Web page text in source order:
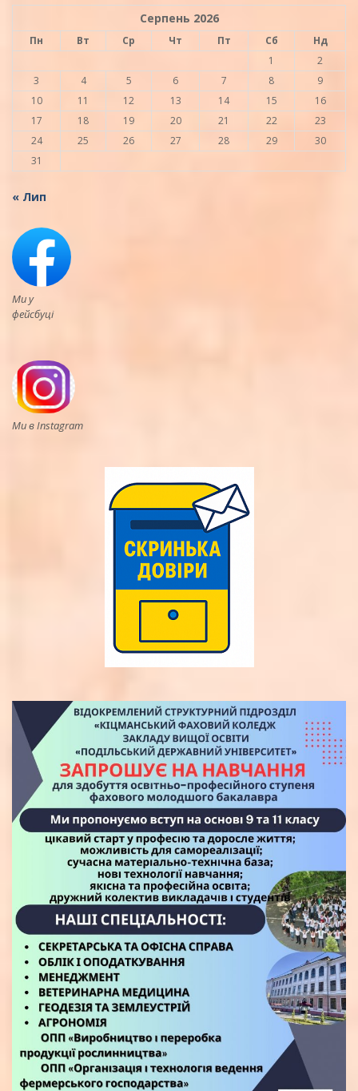
Серпень 2026
Пн Вт Ср Чт Пт Сб
Нд
1
2
3
4 5 6 7 8
9
10
11 12 13 14 15
16
17
18 19 20 21 22
23
24
25 26 27 28 29
30
31
« Лип
Ми у
фейсбуці
Ми в Instagram